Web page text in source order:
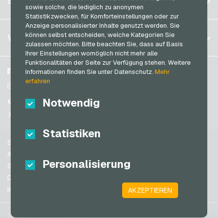
sowie solche, die lediglich zu anonymen
Statistikzwecken, für Komforteinstellungen oder zur
Anzeige personalisierter Inhalte genutzt werden. Sie
können selbst entscheiden, welche Kategorien Sie
zulassen möchten. Bitte beachten Sie, dass auf Basis
Ihrer Einstellungen womöglich nicht mehr alle
Funktionalitäten der Seite zur Verfügung stehen. Weitere
Informationen finden Sie unter Datenschutz.Mehr
erfahren
Notwendig
Statistiken
Personalisierung
AKZEPTIEREN
SB-Tankstelle Geschenkkarten
Shell Geschenkkarten
Shop-Apotheke Geschenkkarten
Spotify Premium Geschenkkarten
Thalia Geschenkkarten
TikTok Geschenkkarten
toom Geschenkkarten
World of Sweets Geschenkkarten
Zalando Geschenkkarten
Deutschland (EN)
Frankreich
Italien
Niederlande
Österreich
Portugal
Schweiz (DE)
Schweiz (IT)
USA (EN)
Anmelden
Mein Warenkorb
FAQ
Zahlungsmethoden
&Widerrufsrecht
Datenschutzrichtlinien
VGO-SHOP
Über uns
Blog
Partner
Facebook
Instagram
TikTok
© 2026 vgo-shop.com
Support
AGB
Sicherheit & Verifikation
Datenschutzrichtlinien
Impressum